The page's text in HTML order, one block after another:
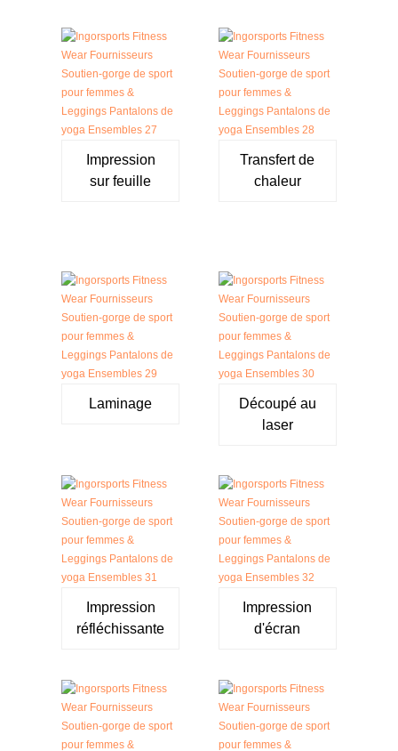
Impression
sur feuille
Transfert de
chaleur
Laminage
Découpé au
laser
Impression
réfléchissante
Impression
d'écran